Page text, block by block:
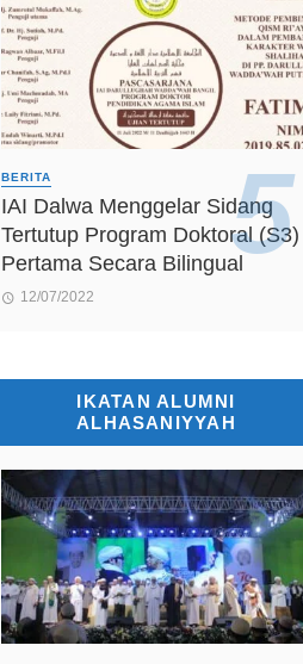
BERITA
IAI Dalwa Menggelar Sidang
Tertutup Program Doktoral (S3)
Pertama Secara Bilingual
12/07/2022
IKATAN ALUMNI
ALHASANIYYAH